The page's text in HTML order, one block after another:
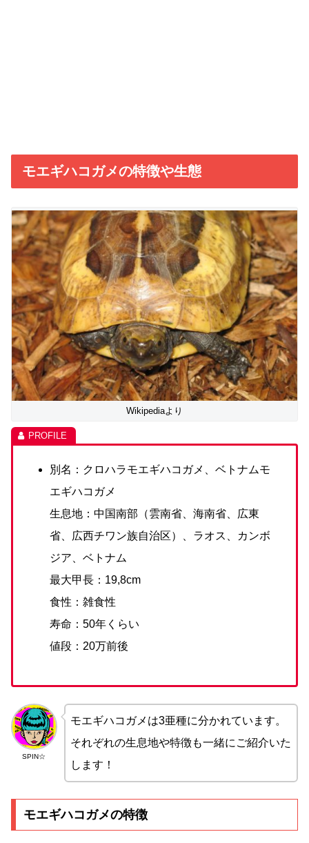
モエギハコガメの特徴や生態
Wikipediaより
別名：クロハラモエギハコガメ、ベトナムモ
エギハコガメ
生息地：中国南部（雲南省、海南省、広東
省、広西チワン族自治区）、ラオス、カンボ
ジア、ベトナム
最大甲長：19,8cm
食性：雑食性
寿命：50年くらい
値段：20万前後
SPIN☆
モエギハコガメは3亜種に分かれています。
それぞれの生息地や特徴も一緒にご紹介いた
します！
モエギハコガメの特徴